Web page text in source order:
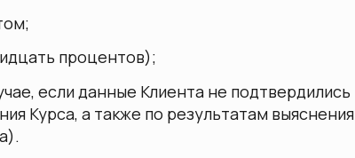
процентов);
если данные Клиента не подтвердились
Курса, а также по результатам выяснения